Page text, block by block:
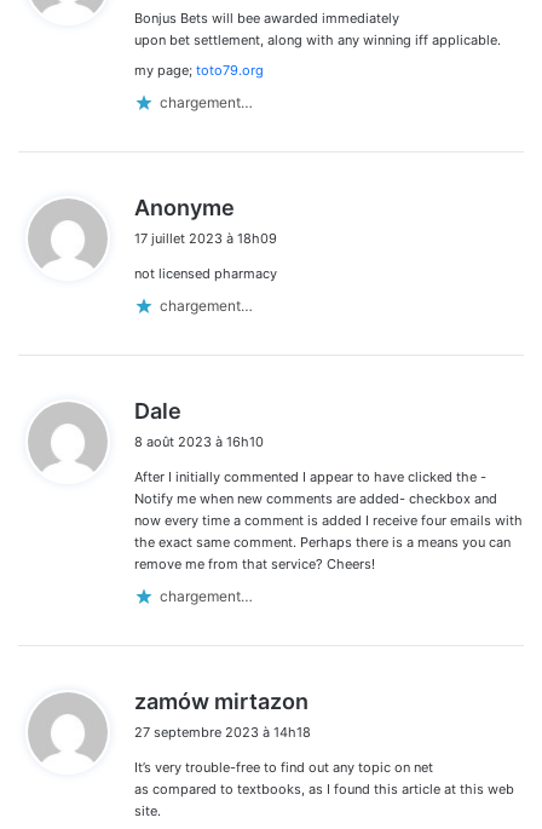
:
Bonjus Bets will bee awarded immediately
upon bet settlement, along with any winning iff applicable.
my page; toto79.org
chargement…
Anonyme
17 juillet 2023 à 18h09
not licensed pharmacy
chargement…
Dale
t
:
8 août 2023 à 16h10
After I initially commented I appear to have clicked the -
Notify me when new comments are added- checkbox and
now every time a comment is added I receive four emails with
the exact same comment. Perhaps there is a means you can
remove me from that service? Cheers!
chargement…
zamów mirtazon
t
:
27 septembre 2023 à 14h18
It’s very trouble-free to find out any topic on net
as compared to textbooks, as I found this article at this web
site.